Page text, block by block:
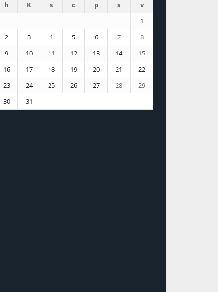
h
K s c p s
v
1
2
3 4 5 6 7
8
9
10 11 12 13 14
15
16
17 18 19 20 21
22
23
24 25 26 27 28
29
30
31